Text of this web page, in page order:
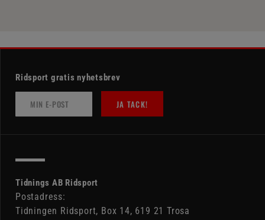
Ridsport gratis nyhetsbrev
JA TACK!
Tidnings AB Ridsport
Postadress:
Tidningen Ridsport, Box 14, 619 21 Trosa